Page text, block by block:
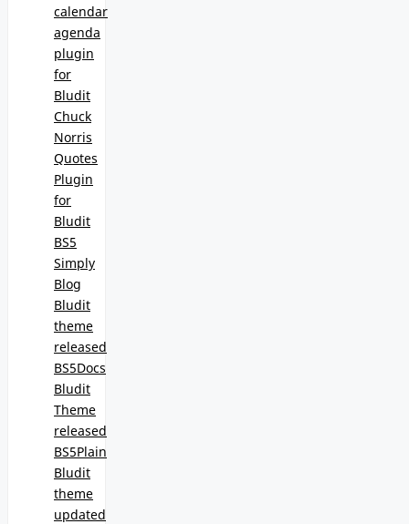
calendar
agenda
plugin
for
Bludit
Chuck
Norris
Quotes
Plugin
for
Bludit
BS5
Simply
Blog
Bludit
theme
released
BS5Docs
Bludit
Theme
released
BS5Plain
Bludit
theme
updated